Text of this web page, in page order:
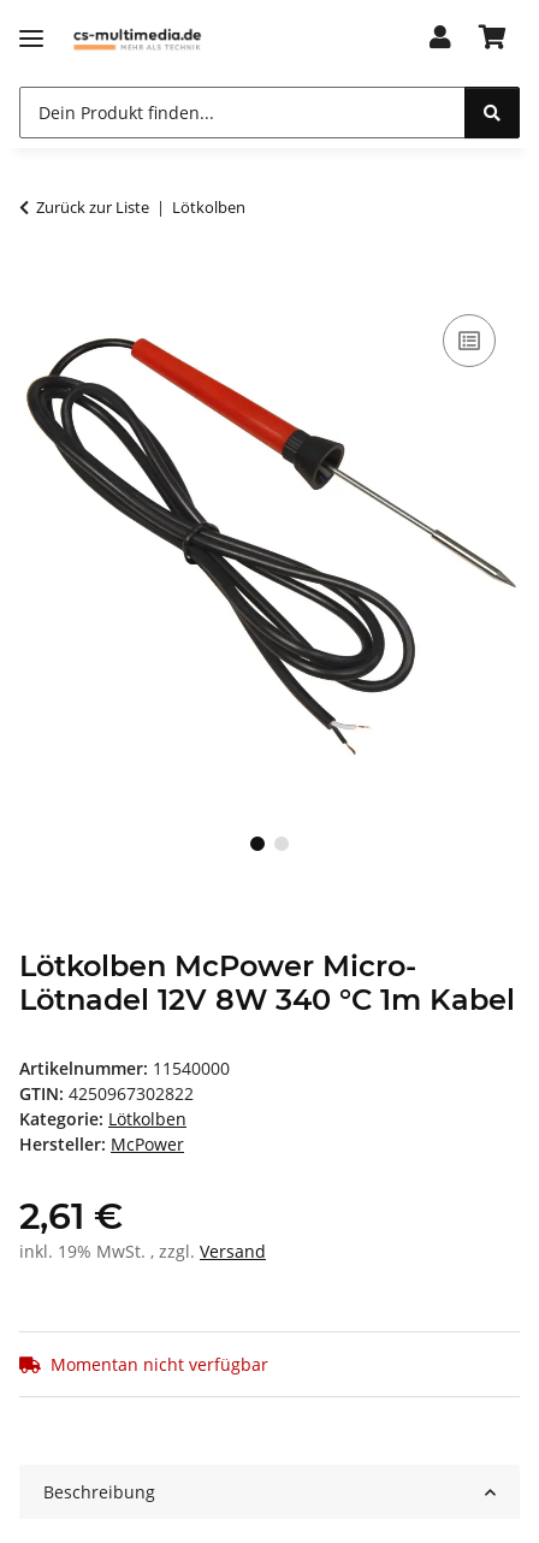
Zurück zur Liste Lötkolben
Lötkolben McPower Micro-
Lötnadel 12V 8W 340 °C 1m Kabel
Artikelnummer: 11540000
GTIN: 4250967302822
Kategorie: Lötkolben
Hersteller: McPower
2,61 €
inkl. 19% MwSt. , zzgl. Versand
Momentan nicht verfügbar
Beschreibung